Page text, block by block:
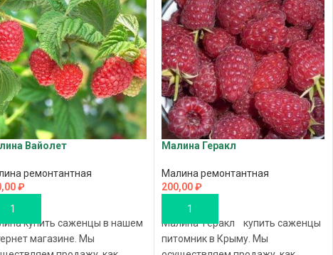
Вайолет
ремонтантная
₽
КОРЗИНУ
купить саженцы в нашем
магазине. Мы
Малина Геракл
Малина ремонтантная
200,00₽
В КОРЗИНУ
Малина Геракл купить саженцы
питомник в Крыму. Мы